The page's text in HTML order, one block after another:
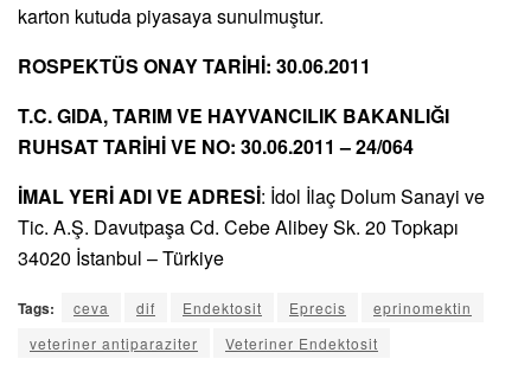
karton kutuda piyasaya sunulmuştur.
ROSPEKTÜS ONAY TARİHİ: 30.06.2011
T.C. GIDA, TARIM VE HAYVANCILIK BAKANLIĞI
RUHSAT TARİHİ VE NO: 30.06.2011 – 24/064
İMAL YERİ ADI VE ADRESİ: İdol İlaç Dolum Sanayi ve
Tic. A.Ş. Davutpaşa Cd. Cebe Alibey Sk. 20 Topkapı
34020 İstanbul – Türkiye
Tags: ceva dif Endektosit Eprecis
eprinomektin
veteriner antiparaziter
Veteriner Endektosit